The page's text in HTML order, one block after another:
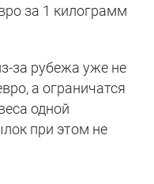
за 1 килограмм
за рубежа уже не
а ограничатся
одной
при этом не